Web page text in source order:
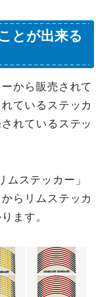
とが出来る
から販売されて
ているステッカ
れているステッ
ステッカー」
らリムステッカ
ます。